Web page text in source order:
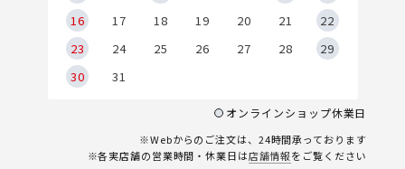
16
17 18 19 20 21
22
23
24 25 26 27 28
29
30
31
オンラインショップ休業日
※Webからのご注文は、24時間承っております
※各実店舗の営業時間・休業日は店舗情報をご覧ください